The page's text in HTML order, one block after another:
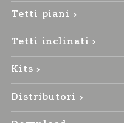
Tetti piani
Tetti inclinati
Kits
Distributori